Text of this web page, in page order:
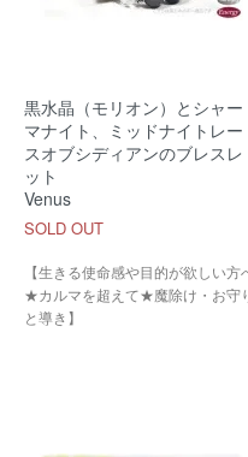
黒水晶（モリオン）とシャー
マナイト、ミッドナイトレー
スオブシディアンのブレスレ
ット
Venus
SOLD OUT
【生きる使命感や目的が欲しい方
★カルマを超えて★魔除け・お守
と導き】